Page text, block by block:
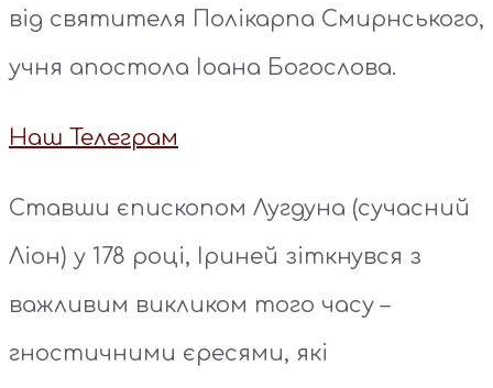
від святителя Полікарпа Смирнського,
учня апостола Іоана Богослова.
Наш Телеграм
Ставши єпископом Лугдуна (сучасний
Ліон) у 178 році, Іриней зіткнувся з
важливим викликом того часу –
гностичними єресями, які